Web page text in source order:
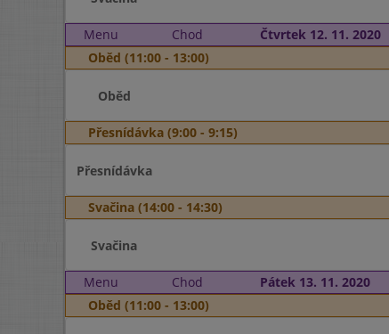
Menu Chod
Čtvrtek 12. 11. 2020
Oběd (11:00 - 13:00)
Oběd
Přesnídávka (9:00 - 9:15)
Přesnídávka
Svačina (14:00 - 14:30)
Svačina
Menu Chod
Pátek 13. 11. 2020
Oběd (11:00 - 13:00)